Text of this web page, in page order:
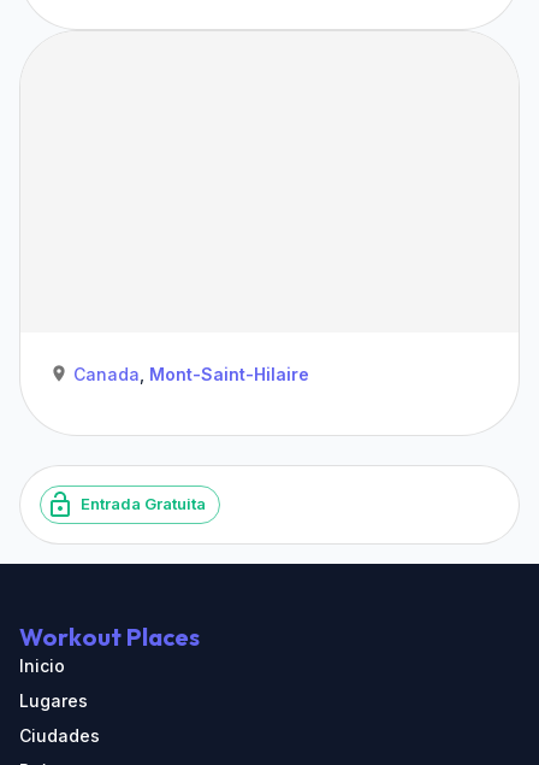
Canada Mont-Saint-Hilaire
Entrada Gratuita
Workout Places
Inicio
Lugares
Ciudades